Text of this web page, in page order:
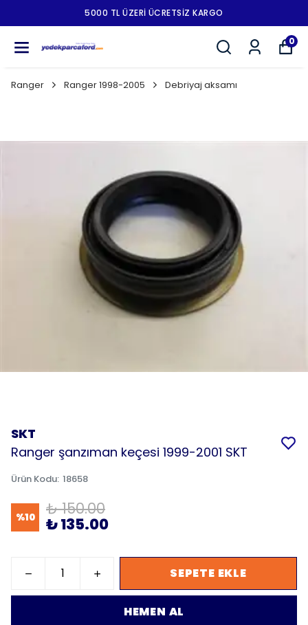
5000 TL ÜZERI ÜCRETSIZ KARGO
0
Ranger Ranger 1998-2005 Debriyaj aksamı
SKT
Ranger şanzıman keçesi 1999-2001 SKT
Ürün Kodu: 18658
%10 ₺ 150.00
₺ 135.00
SEPETE EKLE
HEMEN AL